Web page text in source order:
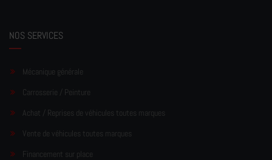
NOS SERVICES
Mécanique générale
Carrosserie / Peinture
Achat / Reprises de véhicules toutes marques
Vente de véhicules toutes marques
Financement sur place